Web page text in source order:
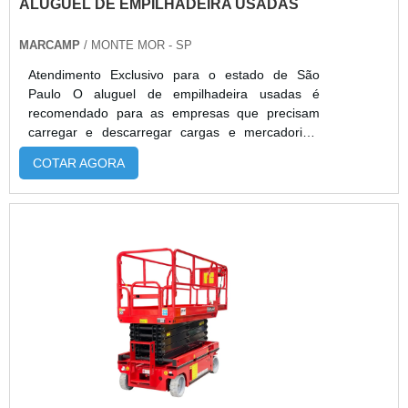
ALUGUEL DE EMPILHADEIRA USADAS
MARCAMP / MONTE MOR - SP
Atendimento Exclusivo para o estado de São
Paulo O aluguel de empilhadeira usadas é
recomendado para as empresas que precisam
carregar e descarregar cargas e mercadorias.
Logo, o equipamento é amplamente requisitado
em armazéns, galpões e depósitos em geral.A
dispensa a compra de um equipamento, o que
Além disso, o serviço elimina custos com a
manutenção equipamento de movimentação de
cargas, pois o contrato já abrange a manutenção
em casos de falhas.MODELOS DISPONÍVEIS
PARA ALUGUELModelo mais comum em
armazéns, a empilhadeira FMX movimenta cargas
em alturas elevadas e em corredores de até 3
metros. Sua capacidade chega a 2000
quilos.Além disso, as principais vantagens obtidas
COTAR AGORA